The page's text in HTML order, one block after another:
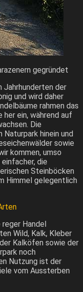
gegründet
Jahrhunderten der
und wird daher
rahmen das
ein, während auf
Die
Naturpark hinein und
sowie
kommen, umso
die
Steinböcken
Himmel gelegentlich
reger Handel
Wild, Kalk, Kleber
Kalköfen sowie der
noch
Nutzung ist der
vom Aussterben